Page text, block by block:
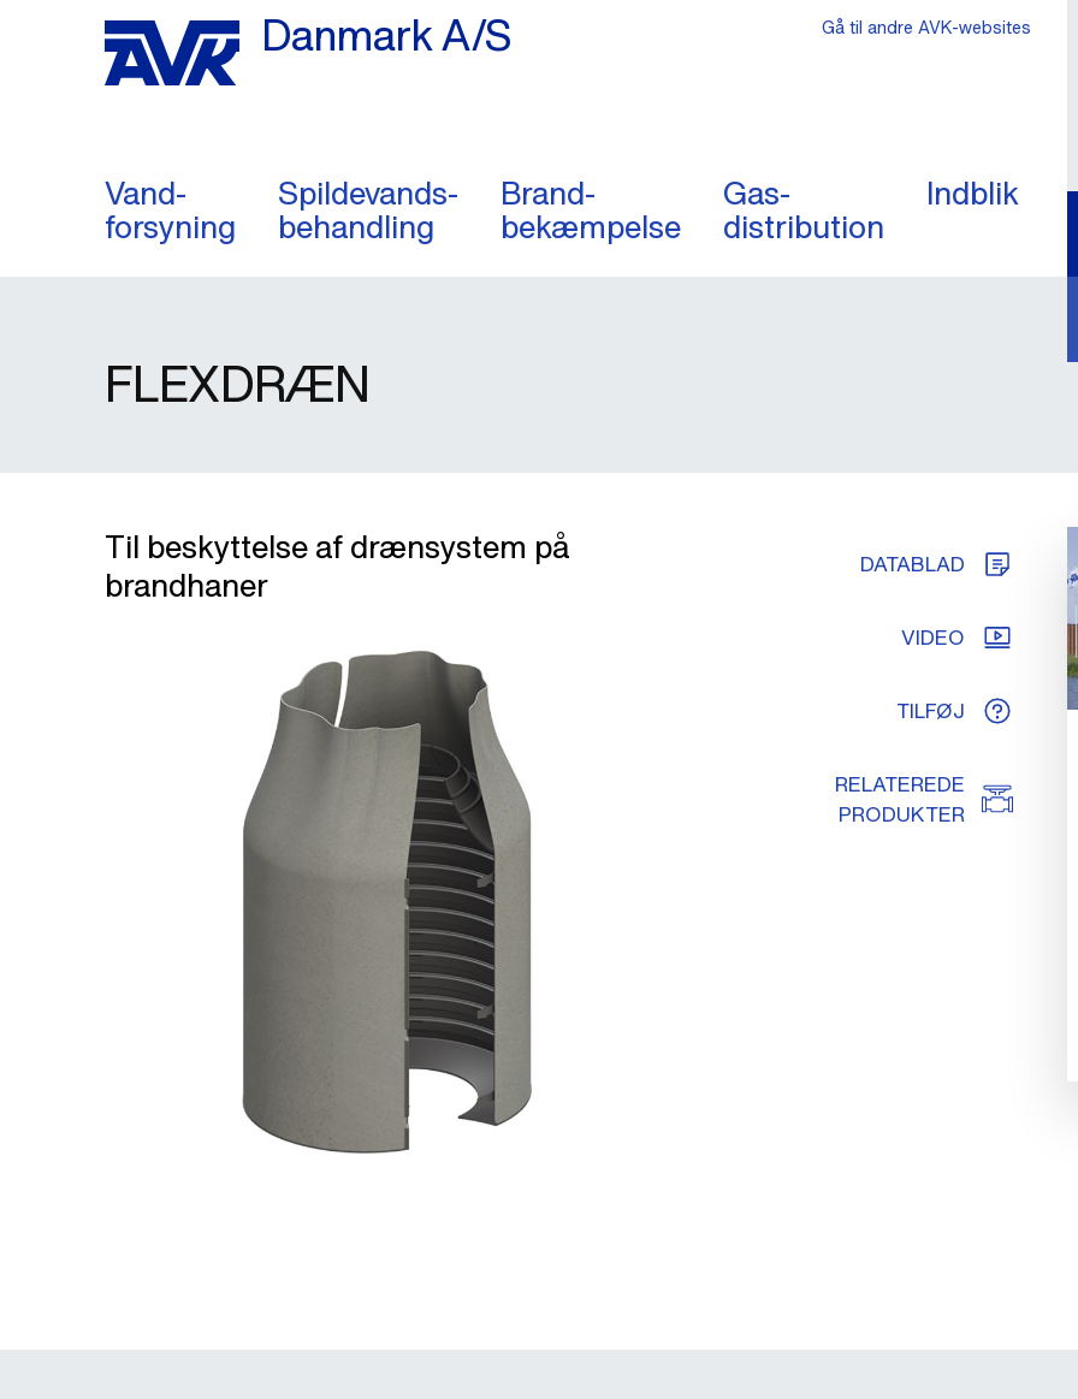
Danmark A/S
Vand-
forsyning
Spildevands-
behandling
Brand-
bekæmpelse
Gas-
distribution
Indblik
Gå til andre AVK-websites
FLEXDRÆN
Til beskyttelse af drænsystem på
brandhaner
DATABLAD
VIDEO
TILFØJ
RELATEREDE
PRODUKTER